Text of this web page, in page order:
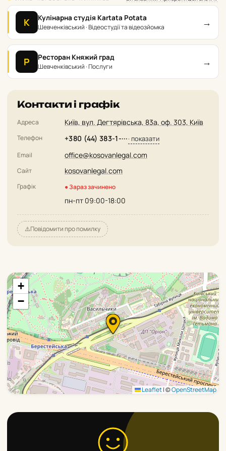
К Кулінарна студія Kartata Potata
Шевченківський · Відеостудії та відеозйомка →
Р Ресторан Княжий град
Шевченківський · Послуги →
Контакти і графік
Адреса Київ, вул. Дегтярівська, 83а, оф. 303, Київ
Телефон +380 (44) 383-1-···· показати
Email office@kosovanlegal.com
Сайт kosovanlegal.com
Графік ● Зараз зачинено
пн-пт 09:00-18:00
⚠️Повідомити про помилку
+
−
Leaflet|©OpenStreetMap